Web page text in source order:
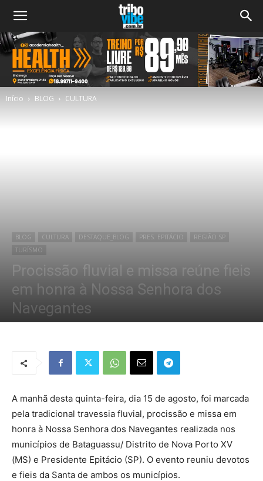
Início BLOG CULTURA
BLOG CULTURA DESTAQUE_BLOG PRES. EPITÁCIO
REGIÃO SP
TURÍSMO
Procissão fluvial e missa reúne fieis
em honra à Nossa Senhora dos
Navegantes
A manhã desta quinta-feira, dia 15 de agosto, foi marcada
pela tradicional travessia fluvial, procissão e missa em
honra à Nossa Senhora dos Navegantes realizada nos
municípios de Bataguassu/ Distrito de Nova Porto XV
(MS) e Presidente Epitácio (SP). O evento reuniu devotos
e fieis da Santa de ambos os municípios.